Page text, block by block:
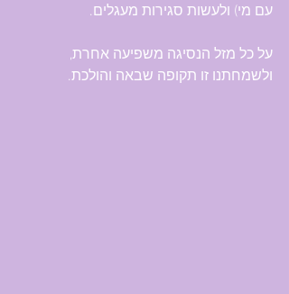
עם מי) ולעשות סגירות מעגלים.
על כל מזל הנסיגה משפיעה אחרת,
ולשמחתנו זו תקופה שבאה והולכת.